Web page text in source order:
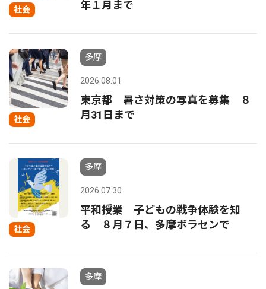
社会
年１月まで
社会
多摩
2026.08.01
東京都 暑さ対策の写真を募集 ８
月31日まで
社会
多摩
2026.07.30
平和授業 子どもの戦争体験を知
る ８月７日、多摩ボラセンで
多摩